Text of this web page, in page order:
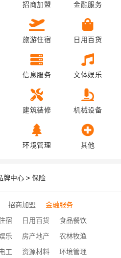
招商加盟 金融服务
旅游住宿 日用百货
信息服务 文体娱乐
建筑装修 机械设备
环境管理 其他
牌中心 > 保险
招商加盟
金融服务
宿 日用百货
食品餐饮
乐 房产地产
农林牧渔
工 资源材料
环境管理